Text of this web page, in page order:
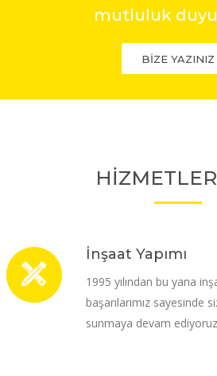
mutluluk
BİZE YAZINIZ
İnşaat Yapımı
1995 yılından bu yana
başarılarımız sayesinde
sunmaya devam